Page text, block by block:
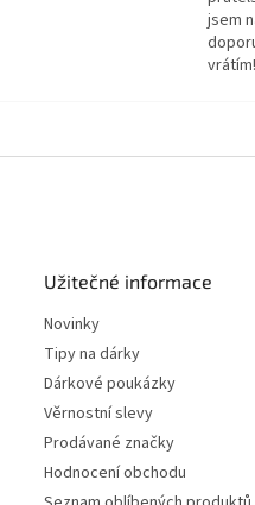
jsem
vrátím!
Užitečné informace
Novinky
Tipy na dárky
Dárkové poukázky
Věrnostní slevy
Prodávané značky
Hodnocení obchodu